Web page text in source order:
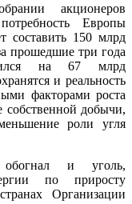
акционеров
Европы
составить 150 млрд
прошедшие три года
на 67 млрд
и реальность
факторами роста
собственной добычи,
роли угля
и уголь,
по приросту
Организации